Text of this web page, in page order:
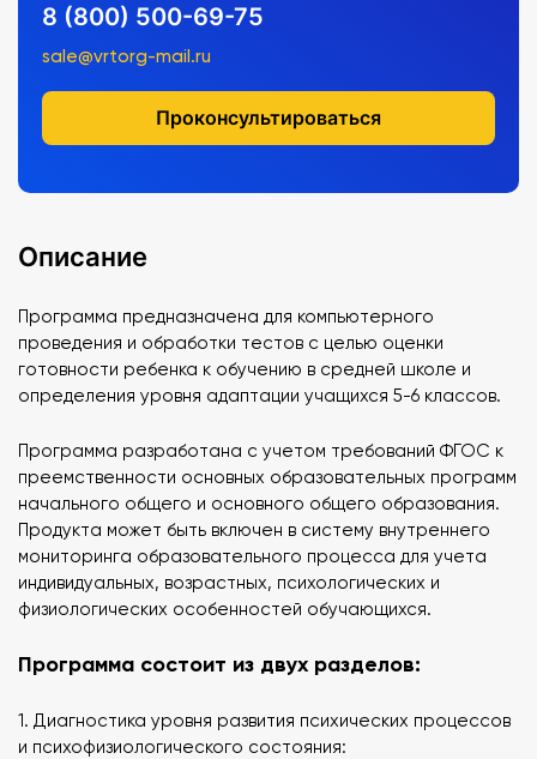
8 (800) 500-69-75
sale@vrtorg-mail.ru
Проконсультироваться
Описание
Программа предназначена для компьютерного
проведения и обработки тестов с целью оценки
готовности ребенка к обучению в средней школе и
определения уровня адаптации учащихся 5-6 классов.
Программа разработана с учетом требований ФГОС к
преемственности основных образовательных программ
начального общего и основного общего образования.
Продукта может быть включен в систему внутреннего
мониторинга образовательного процесса для учета
индивидуальных, возрастных, психологических и
физиологических особенностей обучающихся.
Программа состоит из двух разделов:
1. Диагностика уровня развития психических процессов
и психофизиологического состояния: